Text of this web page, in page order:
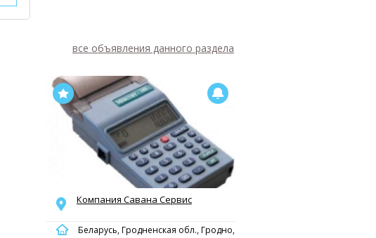
все объявления данного раздела
Компания Савана Сервис
Беларусь, Гродненская обл., Гродно,